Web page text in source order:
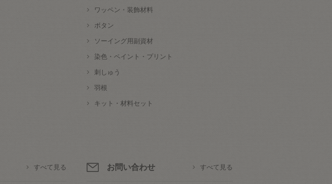
ワッペン・装飾材料
ボタン
ソーイング用副資材
染色・ペイント・プリント
刺しゅう
羽根
キット・材料セット
すべて見る お問い合わせ すべて見る